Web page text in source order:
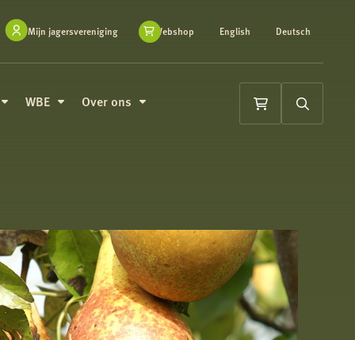
Mijn jagersvereniging Webshop English Deutsch
WBE Over ons
Winkelwagen
Zoeken